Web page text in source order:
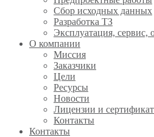
Сбор исходных данных
Разработка ТЗ
Эксплуатация, сервис,
О компании
Миссия
Заказчики
Цели
Ресурсы
Новости
Лицензии и
Контакты
Контакты